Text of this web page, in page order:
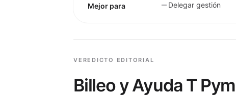
Mejor para Delegar gestión
VEREDICTO EDITORIAL
Billeo y Ayuda T